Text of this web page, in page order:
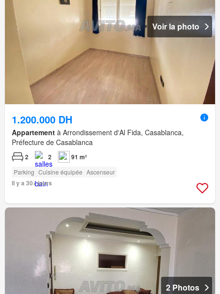
Voir la photo
1.200.000 DH
Appartement à Arrondissement d'Al Fida, Casablanca,
Préfecture de Casablanca
2 2 91 m²
Parking Cuisine équipée Ascenseur
Il y a 30+ jours
2 Photos